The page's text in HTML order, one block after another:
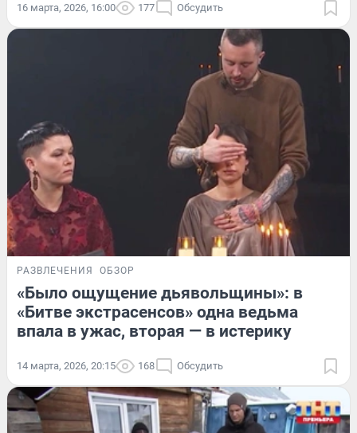
16 марта, 2026, 16:00 177 Обсудить
РАЗВЛЕЧЕНИЯ ОБЗОР
«Было ощущение дьявольщины»: в
«Битве экстрасенсов» одна ведьма
впала в ужас, вторая — в истерику
14 марта, 2026, 20:15 168 Обсудить